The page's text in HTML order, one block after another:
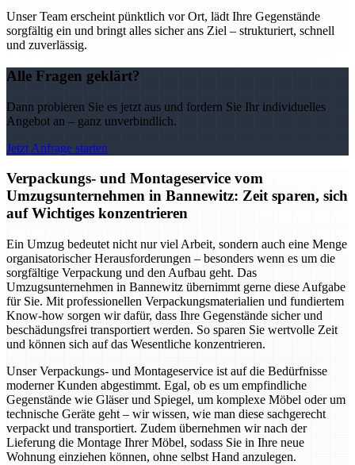
Unser Team erscheint pünktlich vor Ort, lädt Ihre Gegenstände
sorgfältig ein und bringt alles sicher ans Ziel – strukturiert, schnell
und zuverlässig.
Alle Fragen geklärt?
Dann probieren Sie es jetzt aus und fordern Sie Ihr individuelles
Angebot an – ganz unverbindlich.
Jetzt Anfrage starten
Verpackungs- und Montageservice vom
Umzugsunternehmen in Bannewitz: Zeit sparen, sich
auf Wichtiges konzentrieren
Ein Umzug bedeutet nicht nur viel Arbeit, sondern auch eine Menge
organisatorischer Herausforderungen – besonders wenn es um die
sorgfältige Verpackung und den Aufbau geht. Das
Umzugsunternehmen in Bannewitz übernimmt gerne diese Aufgabe
für Sie. Mit professionellen Verpackungsmaterialien und fundiertem
Know-how sorgen wir dafür, dass Ihre Gegenstände sicher und
beschädungsfrei transportiert werden. So sparen Sie wertvolle Zeit
und können sich auf das Wesentliche konzentrieren.
Unser Verpackungs- und Montageservice ist auf die Bedürfnisse
moderner Kunden abgestimmt. Egal, ob es um empfindliche
Gegenstände wie Gläser und Spiegel, um komplexe Möbel oder um
technische Geräte geht – wir wissen, wie man diese sachgerecht
verpackt und transportiert. Zudem übernehmen wir nach der
Lieferung die Montage Ihrer Möbel, sodass Sie in Ihre neue
Wohnung einziehen können, ohne selbst Hand anzulegen.